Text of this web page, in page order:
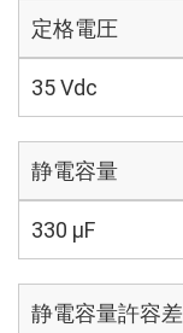
定格電圧
35 Vdc
静電容量
330 µF
静電容量許容差